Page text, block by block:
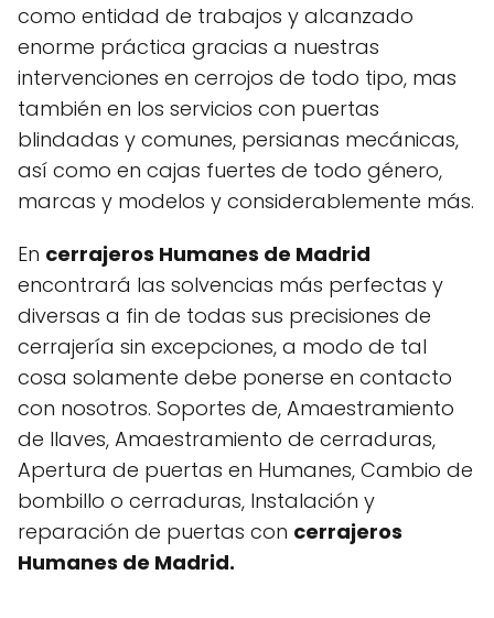
como entidad de trabajos y alcanzado
enorme práctica gracias a nuestras
intervenciones en cerrojos de todo tipo, mas
también en los servicios con puertas
blindadas y comunes, persianas mecánicas,
así como en cajas fuertes de todo género,
marcas y modelos y considerablemente más.
En cerrajeros Humanes de Madrid
encontrará las solvencias más perfectas y
diversas a fin de todas sus precisiones de
cerrajería sin excepciones, a modo de tal
cosa solamente debe ponerse en contacto
con nosotros. Soportes de, Amaestramiento
de llaves, Amaestramiento de cerraduras,
Apertura de puertas en Humanes, Cambio de
bombillo o cerraduras, Instalación y
reparación de puertas con cerrajeros
Humanes de Madrid.